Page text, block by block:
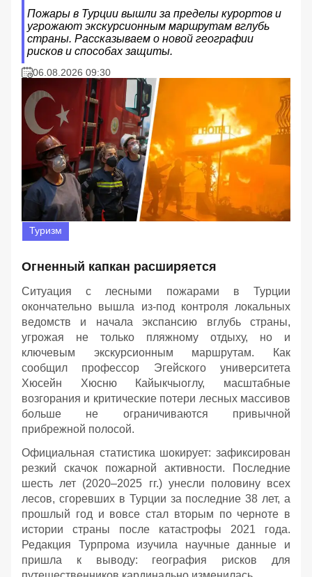
Пожары в Турции вышли за пределы курортов и
угрожают экскурсионным маршрутам вглубь
страны. Рассказываем о новой географии
рисков и способах защиты.
06.08.2026 09:30
Туризм
Огненный капкан расширяется
Ситуация с лесными пожарами в Турции
окончательно вышла из-под контроля локальных
ведомств и начала экспансию вглубь страны,
угрожая не только пляжному отдыху, но и
ключевым экскурсионным маршрутам. Как
сообщил профессор Эгейского университета
Хюсейн Хюсню Кайыкчыоглу, масштабные
возгорания и критические потери лесных массивов
больше не ограничиваются привычной
прибрежной полосой.
Официальная статистика шокирует: зафиксирован
резкий скачок пожарной активности. Последние
шесть лет (2020–2025 гг.) унесли половину всех
лесов, сгоревших в Турции за последние 38 лет, а
прошлый год и вовсе стал вторым по черноте в
истории страны после катастрофы 2021 года.
Редакция Турпрома изучила научные данные и
пришла к выводу: география рисков для